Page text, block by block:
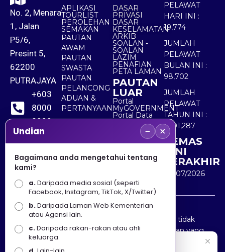
No. 2, Menara
1, Jalan
P5/6,
Presint 5,
62200
PUTRAJAYA
+603
8000
8000
+603
8891
7100
APLIKASI
TOURLIST
PEROLEHAN
SEMAKAN
PAUTAN
AWAM
PAUTAN
SWASTA
PAUTAN
PELANCONG
ADUAN &
PERTANYAAN
DASAR
PRIVASI
DASAR
KESELAMATAN
ARKIB
SOALAN -
SOALAN
LAZIM
PENAFIAN
PETA LAMAN
PAUTAN
LUAR
Portal
MyGOVERNMENT
Portal Data
Terbuka
Sektor Awam
PELAWAT
HARI INI :
19,774
JUMLAH
PELAWAT
BULAN INI :
98,702
JUMLAH
PELAWAT
TAHUN INI :
5,501,287
KEMAS
KINI
TERAKHIR
30/07/2026
Penafian : Kerajaan Malaysia dan Kementerian
Pelancongan Seni dan Budaya (MOTAC) adalah tidak
bertanggungjawab atas kehilangan atau kerugian yang
disebabkan oleh penggunaan mana-mana maklumat
Undian − ×
Bagaimana anda mengetahui tentang
kami?
a.Daripada media sosial (seperti
Facebook, Instagram, TikTok, X/Twitter)
b.Daripada Laman Web Kementerian
atau Agensi lain.
c.Daripada rakan-rakan atau ahli
keluarga.